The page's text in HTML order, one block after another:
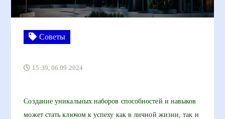
Советы
15:39, 06.09.2024
Создание уникальных наборов способностей и навыков
может стать ключом к успеху как в личной жизни, так и